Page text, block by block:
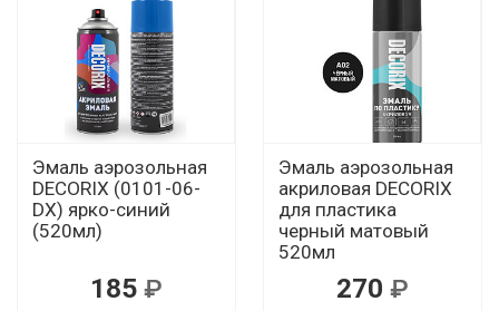
Эмаль аэрозольная
DECORIX (0101-06-
DX) ярко-синий
(520мл)
185
Эмаль аэрозольная
акриловая DECORIX
для пластика
черный матовый
520мл
270